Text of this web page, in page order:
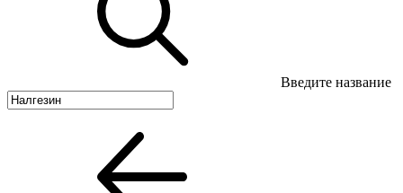
Введите название